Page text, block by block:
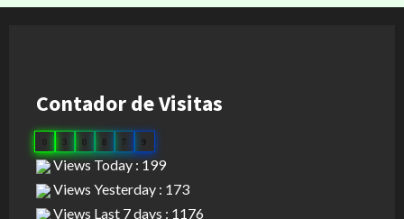
Contador de Visitas
3 0 8 7 9
Views Today : 199
Views Yesterday : 173
Views Last 7 days : 1176